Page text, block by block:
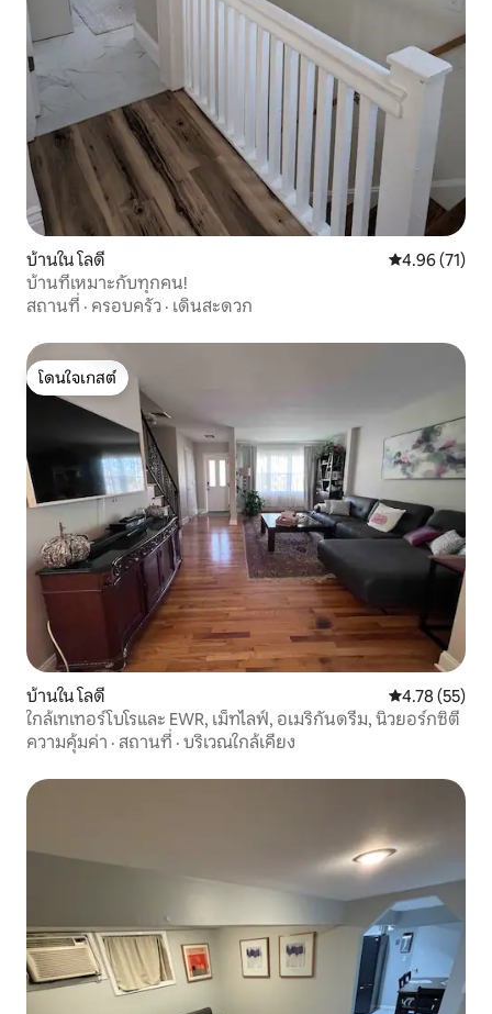
บ้านใน โลดี คะแนนเฉลี่ย
4.96 (71)
บ้านที่เหมาะกับทุกคน!
สถานที่ · ครอบครัว · เดินสะดวก
โดนใจเกสต์
โดนใจเกสต์
บ้านใน โลดี คะแนนเฉลี่ย
4.78 (55)
ใกล้เทเทอร์โบโรและ EWR, เม็ทไลฟ์, อเมริกันดรีม, นิวยอร์กซิตี
ความคุ้มค่า · สถานที่ · บริเวณใกล้เคียง